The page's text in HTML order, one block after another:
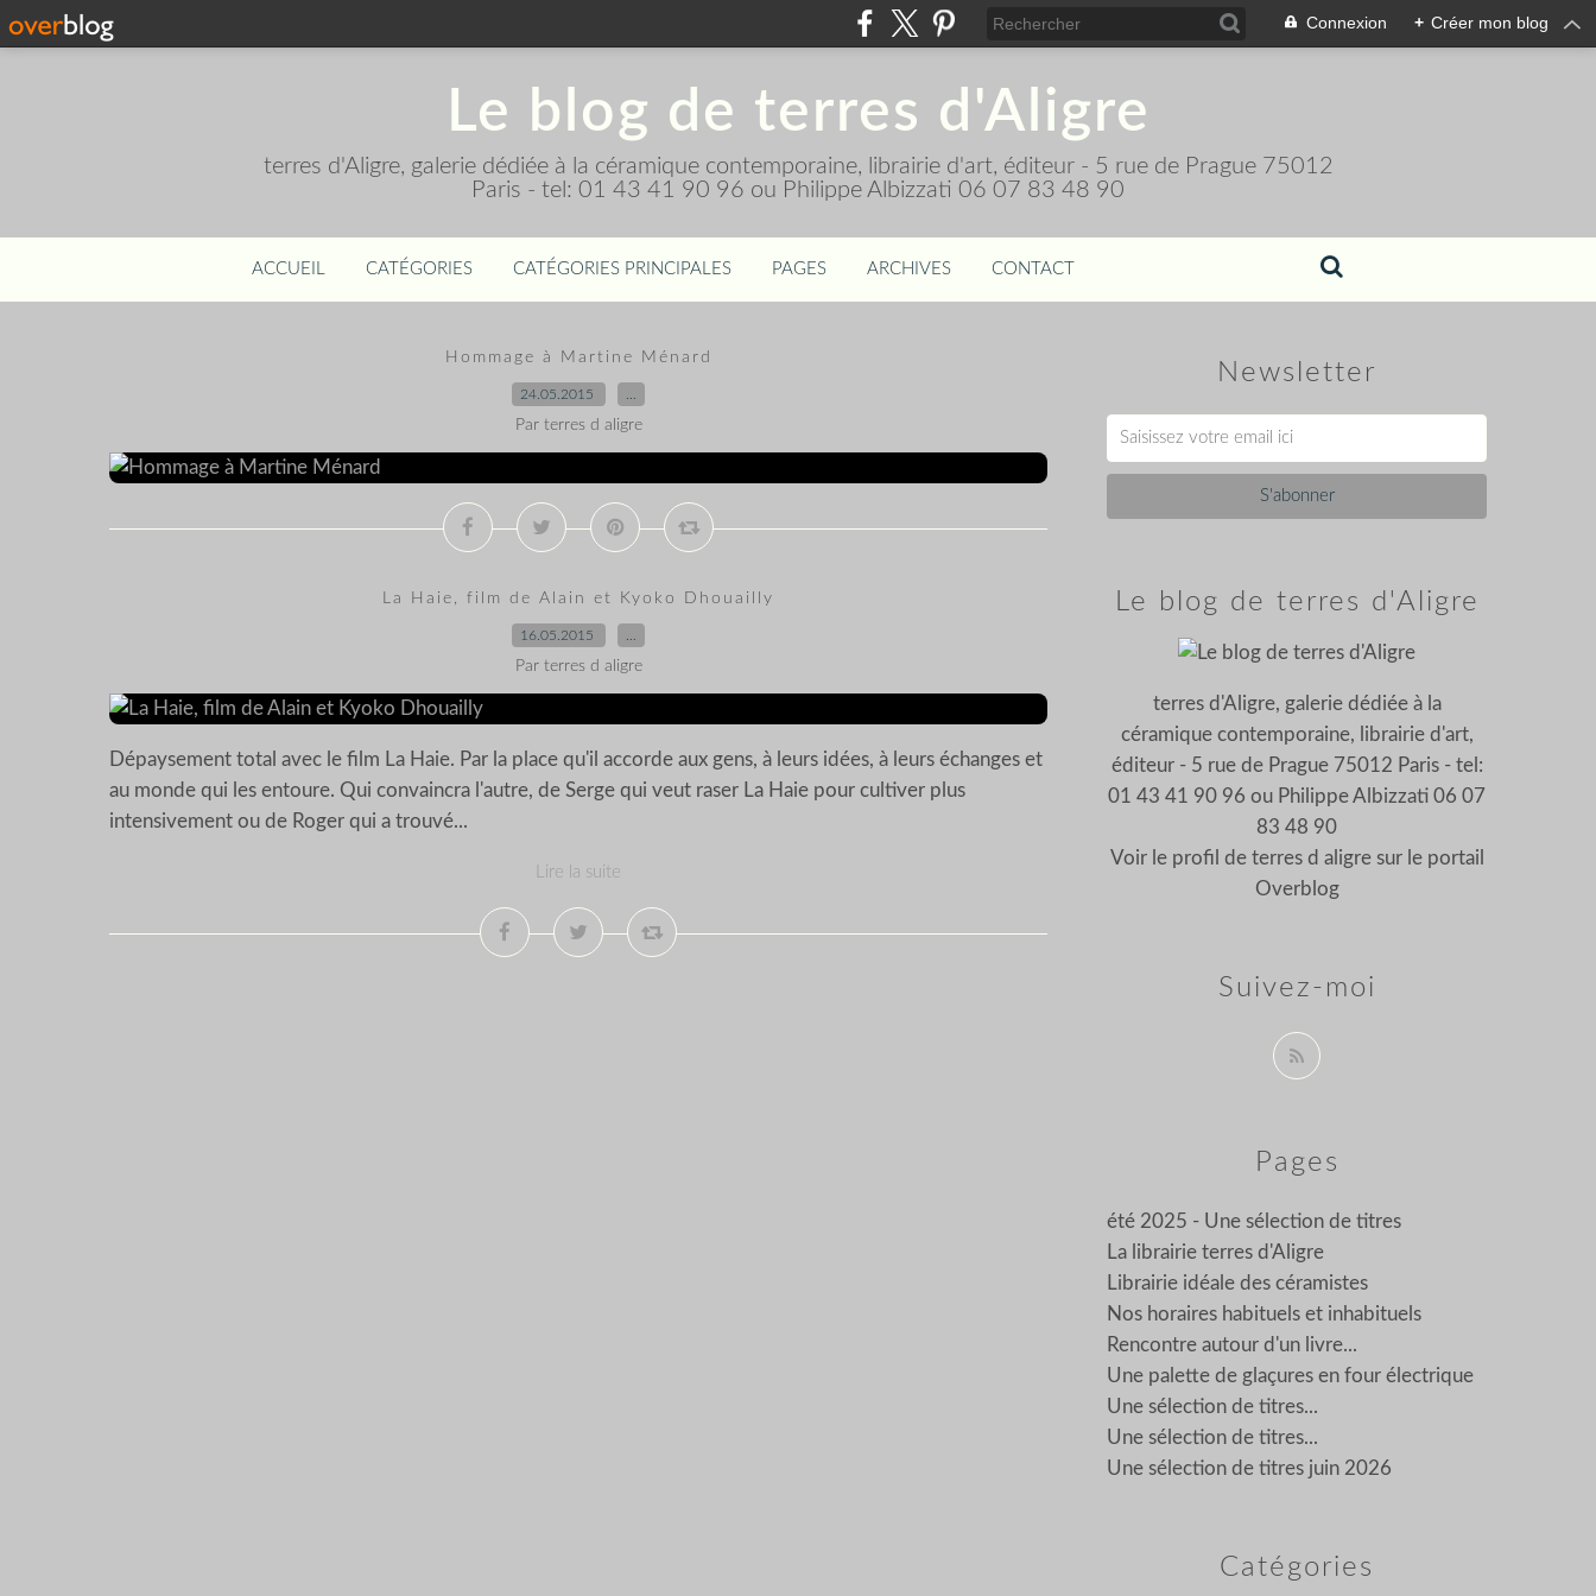
Connexion + Créer mon blog
Le blog de terres d'Aligre
terres d'Aligre, galerie dédiée à la céramique contemporaine, librairie d'art, éditeur - 5 rue de Prague 75012
Paris - tel: 01 43 41 90 96 ou Philippe Albizzati 06 07 83 48 90
ACCUEIL CATÉGORIES CATÉGORIES PRINCIPALES PAGES ARCHIVES CONTACT
Hommage à Martine Ménard
24.05.2015
Par terres d aligre
La Haie, film de Alain et Kyoko Dhouailly
16.05.2015
Par terres d aligre
Dépaysement total avec le film La Haie. Par la place qu'il accorde aux gens, à leurs idées, à leurs échanges et
au monde qui les entoure. Qui convaincra l'autre, de Serge qui veut raser La Haie pour cultiver plus
intensivement ou de Roger qui a trouvé...
Lire la suite
Newsletter
Catégories
Pages
été 2025 - Une sélection de titres
La librairie terres d'Aligre
Librairie idéale des céramistes
Nos horaires habituels et inhabituels
Rencontre autour d'un livre...
Une palette de glaçures en four électrique
Une sélection de titres...
Une sélection de titres...
Une sélection de titres juin 2026
Le blog de terres d'Aligre
terres d'Aligre, galerie dédiée à la
céramique contemporaine, librairie d'art,
éditeur - 5 rue de Prague 75012 Paris - tel:
01 43 41 90 96 ou Philippe Albizzati 06 07
83 48 90
Voir le profil de terres d aligresur le portail
Overblog
Suivez-moi